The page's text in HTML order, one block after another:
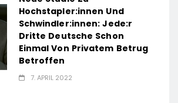
Hochstapler:innen Und
Schwindler:innen: Jede:r
Dritte Deutsche Schon
Einmal Von Privatem Betrug
Betroffen
7. APRIL 2022